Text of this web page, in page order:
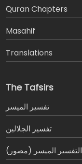
َQuran Chapters
Masahif
Translations
The Tafsirs
تفسير المیسر
تفسير الجلالين
التفسير الميسر (مصور)